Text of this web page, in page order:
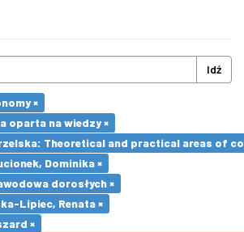
Idź
×
oparta na wiedzy ×
Theoretical and practical areas of
Dominika ×
dorosłych ×
Lipiec, Renata ×
×